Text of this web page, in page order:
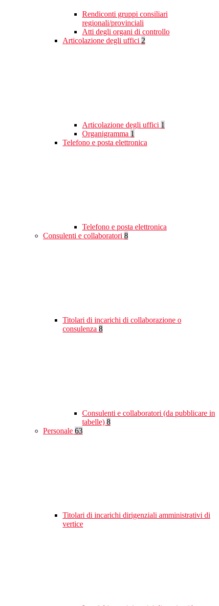
Rendiconti gruppi consiliari
regionali/provinciali
Atti degli organi di controllo
Articolazione degli uffici 2
Articolazione degli uffici 1
Organigramma 1
Telefono e posta elettronica
Telefono e posta elettronica
Consulenti e collaboratori 8
Titolari di incarichi di collaborazione o
consulenza 8
Consulenti e collaboratori (da pubblicare in
tabelle) 8
Personale 63
Titolari di incarichi dirigenziali amministrativi di
vertice